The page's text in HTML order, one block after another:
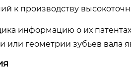
к производству
информацию о их
или геометрии зубьев